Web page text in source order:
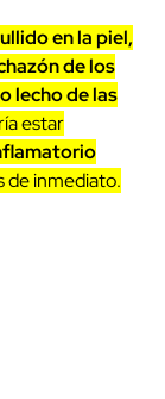
en la piel,
de los
lecho de las
estar
de inmediato.